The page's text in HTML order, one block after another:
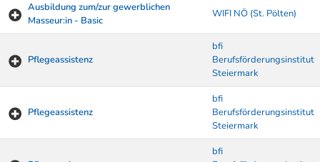
Ausbildung zum/zur gewerblichen
Masseur:in - Basic
WIFI NÖ (St. Pölten)
Pflegeassistenz
bfi
Berufsförderungsinstitut
Steiermark
Pflegeassistenz
bfi
Berufsförderungsinstitut
Steiermark
bfi